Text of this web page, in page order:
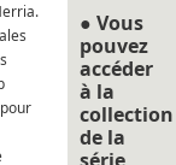
● Vous
pouvez
accéder
à la
collection
de la